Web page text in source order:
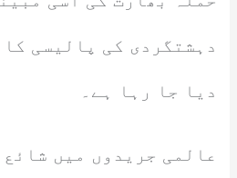
دہشتگردی کی پالیسی
دیا جا رہا ہے۔
عالمی جریدوں میں